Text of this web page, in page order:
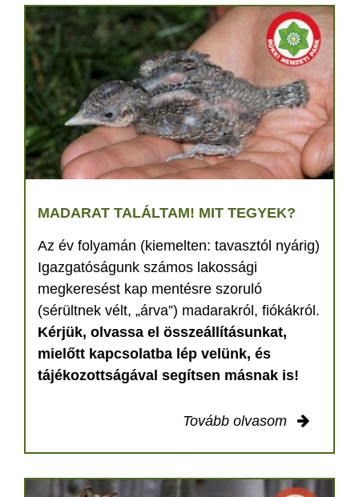
MADARAT TALÁLTAM! MIT TEGYEK?
Az év folyamán (kiemelten: tavasztól nyárig)
Igazgatóságunk számos lakossági
megkeresést kap mentésre szoruló
(sérültnek vélt, „árva”) madarakról, fiókákról.
Kérjük, olvassa el összeállításunkat,
mielőtt kapcsolatba lép velünk, és
tájékozottságával segítsen másnak is!
Tovább olvasom